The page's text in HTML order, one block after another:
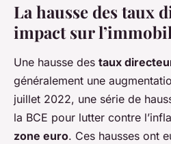
La hausse des taux
impact sur
Une hausse des taux
généralement une
juillet 2022, une série de
la BCE pour lutter contre
zone euro. Ces hausses ont